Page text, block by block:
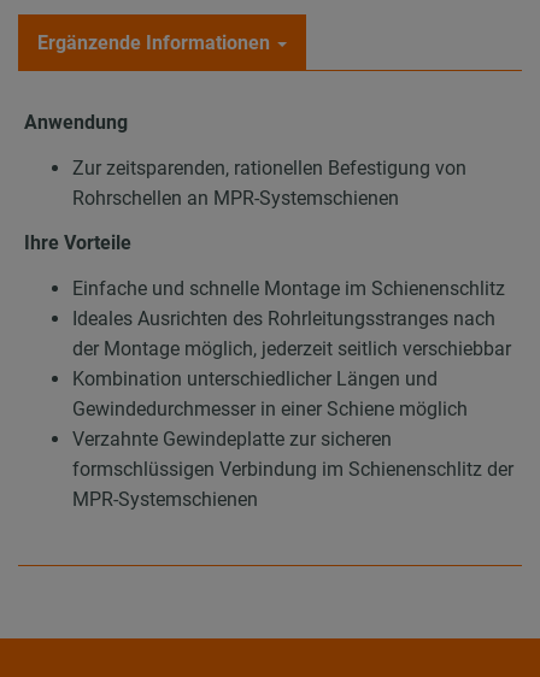
Ergänzende Informationen
Anwendung
Zur zeitsparenden, rationellen Befestigung von
Rohrschellen an MPR-Systemschienen
Ihre Vorteile
Einfache und schnelle Montage im Schienenschlitz
Ideales Ausrichten des Rohrleitungsstranges nach
der Montage möglich, jederzeit seitlich verschiebbar
Kombination unterschiedlicher Längen und
Gewindedurchmesser in einer Schiene möglich
Verzahnte Gewindeplatte zur sicheren
formschlüssigen Verbindung im Schienenschlitz der
MPR-Systemschienen